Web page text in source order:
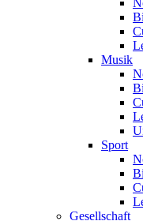
Musik
Sport
Gesellschaft